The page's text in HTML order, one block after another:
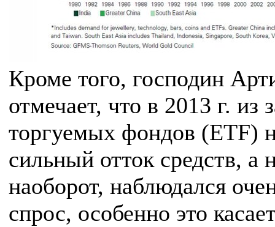
Кроме того, господин
отмечает, что в 2013 г. из
торгуемых фондов (ETF)
сильный отток средств, а
наоборот, наблюдался
спрос, особенно это